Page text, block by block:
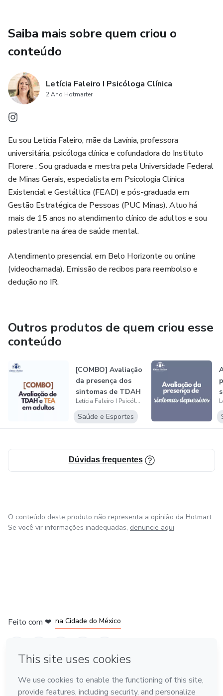
Saiba mais sobre quem criou o
conteúdo
Letícia Faleiro I Psicóloga Clínica
2 Ano Hotmarter
Eu sou Letícia Faleiro, mãe da Lavínia, professora
universitária, psicóloga clínica e cofundadora do Instituto
Florere . Sou graduada e mestra pela Universidade Federal
de Minas Gerais, especialista em Psicologia Clínica
Existencial e Gestáltica (FEAD) e pós-graduada em
Gestão Estratégica de Pessoas (PUC Minas). Atuo há
mais de 15 anos no atendimento clínico de adultos e sou
palestrante na área de saúde mental.
Atendimento presencial em Belo Horizonte ou online
(videochamada). Emissão de recibos para reembolso e
dedução no IR.
Outros produtos de quem criou esse
conteúdo
[COMBO] Avaliação
da presença dos
sintomas de TDAH
e TEA
Letícia Faleiro I Psicóloga Clínica
Saúde e Esportes
Dúvidas frequentes
O conteúdo deste produto não representa a opinião da Hotmart.
Se você vir informações inadequadas, denuncie aqui
Feito com ❤ na Cidade do México
Conheça a Hotmart